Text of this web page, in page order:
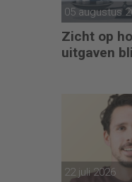
05 augustus
Zicht op
uitgaven
22 juli 2026